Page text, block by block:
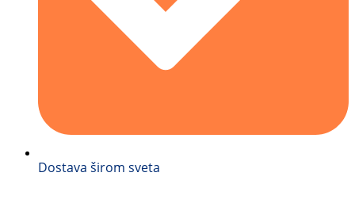
Dostava širom sveta